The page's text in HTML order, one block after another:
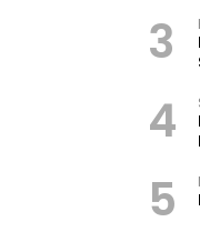
3
4
5